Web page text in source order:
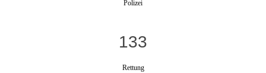
Polizei
133
Rettung